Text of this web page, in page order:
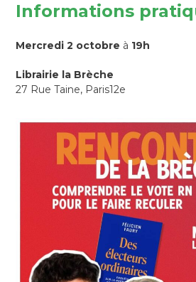
Informations
Mercredi 2 octobre à 19h
Librairie la Brèche
27 Rue Taine, Paris12e